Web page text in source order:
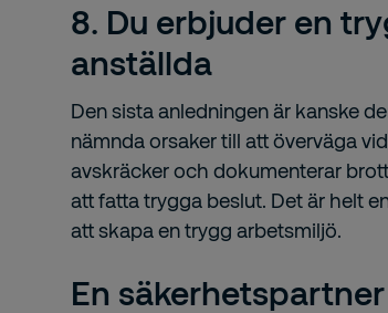
8. Du erbjuder en
anställda
Den sista anledningen är kanske
nämnda orsaker till att överväga
avskräcker och dokumenterar
att fatta trygga beslut. Det är helt
att skapa en trygg arbetsmiljö.
En